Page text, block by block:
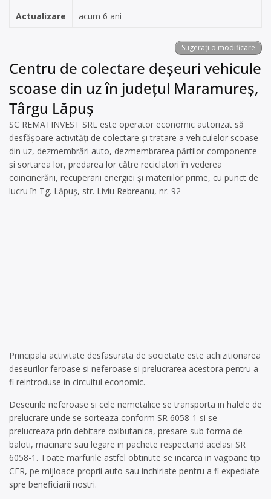
Actualizare
acum 6 ani
Sugerați o modificare
Centru de colectare deșeuri vehicule
scoase din uz în județul Maramureș,
Târgu Lăpuș
SC REMATINVEST SRL este operator economic autorizat să
desfăşoare activităţi de colectare şi tratare a vehiculelor scoase
din uz, dezmembrări auto, dezmembrarea părtilor componente
și sortarea lor, predarea lor către reciclatori în vederea
coincinerării, recuperarii energiei și materiilor prime, cu punct de
lucru în Tg. Lăpuș, str. Liviu Rebreanu, nr. 92
Principala activitate desfasurata de societate este achizitionarea
deseurilor feroase si neferoase si prelucrarea acestora pentru a
fi reintroduse in circuitul economic.
Deseurile neferoase si cele nemetalice se transporta in halele de
prelucrare unde se sorteaza conform SR 6058-1 si se
prelucreaza prin debitare oxibutanica, presare sub forma de
baloti, macinare sau legare in pachete respectand acelasi SR
6058-1. Toate marfurile astfel obtinute se incarca in vagoane tip
CFR, pe mijloace proprii auto sau inchiriate pentru a fi expediate
spre beneficiarii nostri.